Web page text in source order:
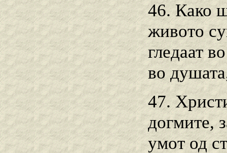
46. Како
живото
гледаат
во
47.
догмите,
умот од